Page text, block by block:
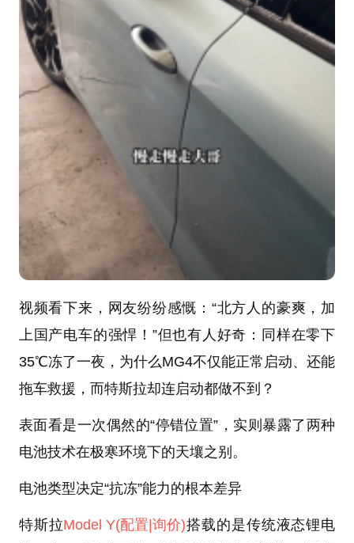
视频看下来，网友纷纷感慨：“北方人的豪爽，加
上国产电车的强悍！”但也有人好奇：同样在零下
35℃冻了一夜，为什么MG4不仅能正常启动、还能
拖车救援，而特斯拉却连启动都做不到？
表面看是一次偶然的“停错位置”，实则暴露了两种
电池技术在极寒环境下的天壤之别。
电池类型决定“抗冻”能力的根本差异
特斯拉Model Y(配置 |询价)搭载的是传统液态锂电